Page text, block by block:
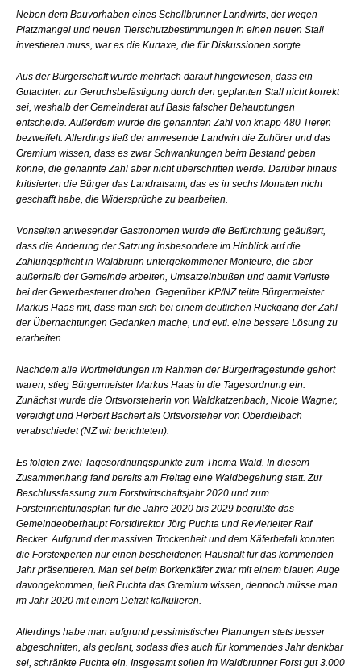
Neben dem Bauvorhaben eines Schollbrunner Landwirts, der wegen
Platzmangel und neuen Tierschutzbestimmungen in einen neuen Stall
investieren muss, war es die Kurtaxe, die für Diskussionen sorgte.
Aus der Bürgerschaft wurde mehrfach darauf hingewiesen, dass ein
Gutachten zur Geruchsbelästigung durch den geplanten Stall nicht korrekt
sei, weshalb der Gemeinderat auf Basis falscher Behauptungen
entscheide. Außerdem wurde die genannten Zahl von knapp 480 Tieren
bezweifelt. Allerdings ließ der anwesende Landwirt die Zuhörer und das
Gremium wissen, dass es zwar Schwankungen beim Bestand geben
könne, die genannte Zahl aber nicht überschritten werde. Darüber hinaus
kritisierten die Bürger das Landratsamt, das es in sechs Monaten nicht
geschafft habe, die Widersprüche zu bearbeiten.
Vonseiten anwesender Gastronomen wurde die Befürchtung geäußert,
dass die Änderung der Satzung insbesondere im Hinblick auf die
Zahlungspflicht in Waldbrunn untergekommener Monteure, die aber
außerhalb der Gemeinde arbeiten, Umsatzeinbußen und damit Verluste
bei der Gewerbesteuer drohen. Gegenüber KP/NZ teilte Bürgermeister
Markus Haas mit, dass man sich bei einem deutlichen Rückgang der Zahl
der Übernachtungen Gedanken mache, und evtl. eine bessere Lösung zu
erarbeiten.
Nachdem alle Wortmeldungen im Rahmen der Bürgerfragestunde gehört
waren, stieg Bürgermeister Markus Haas in die Tagesordnung ein.
Zunächst wurde die Ortsvorsteherin von Waldkatzenbach, Nicole Wagner,
vereidigt und Herbert Bachert als Ortsvorsteher von Oberdielbach
verabschiedet (NZ wir berichteten).
Es folgten zwei Tagesordnungspunkte zum Thema Wald. In diesem
Zusammenhang fand bereits am Freitag eine Waldbegehung statt. Zur
Beschlussfassung zum Forstwirtschaftsjahr 2020 und zum
Forsteinrichtungsplan für die Jahre 2020 bis 2029 begrüßte das
Gemeindeoberhaupt Forstdirektor Jörg Puchta und Revierleiter Ralf
Becker. Aufgrund der massiven Trockenheit und dem Käferbefall konnten
die Forstexperten nur einen bescheidenen Haushalt für das kommenden
Jahr präsentieren. Man sei beim Borkenkäfer zwar mit einem blauen Auge
davongekommen, ließ Puchta das Gremium wissen, dennoch müsse man
im Jahr 2020 mit einem Defizit kalkulieren.
Allerdings habe man aufgrund pessimistischer Planungen stets besser
abgeschnitten, als geplant, sodass dies auch für kommendes Jahr denkbar
sei, schränkte Puchta ein. Insgesamt sollen im Waldbrunner Forst gut 3.000